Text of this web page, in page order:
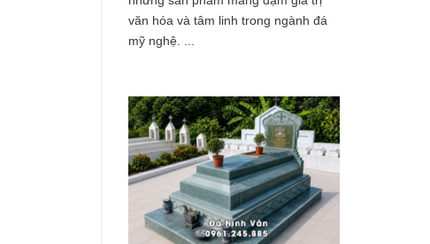
văn hóa và tâm linh trong ngành đá
mỹ nghệ. ...